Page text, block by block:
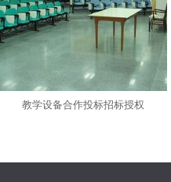
教学设备合作投标招标授权